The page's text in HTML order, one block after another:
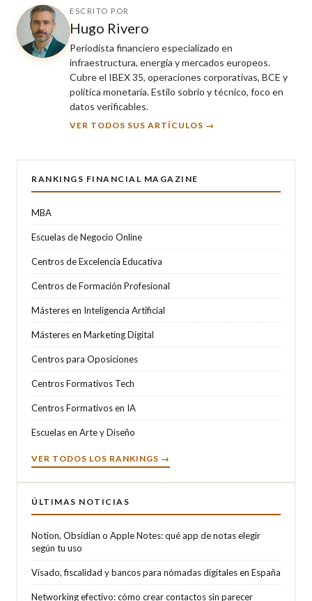
ESCRITO POR
Hugo Rivero
Periodista financiero especializado en
infraestructura, energía y mercados europeos.
Cubre el IBEX 35, operaciones corporativas, BCE y
política monetaria. Estilo sobrio y técnico, foco en
datos verificables.
VER TODOS SUS ARTÍCULOS →
RANKINGS FINANCIAL MAGAZINE
MBA
Escuelas de Negocio Online
Centros de Excelencia Educativa
Centros de Formación Profesional
Másteres en Inteligencia Artificial
Másteres en Marketing Digital
Centros para Oposiciones
Centros Formativos Tech
Centros Formativos en IA
Escuelas en Arte y Diseño
VER TODOS LOS RANKINGS →
ÚLTIMAS NOTICIAS
Notion, Obsidian o Apple Notes: qué app de notas elegir
según tu uso
Visado, fiscalidad y bancos para nómadas digitales en España
Networking efectivo: cómo crear contactos sin parecer